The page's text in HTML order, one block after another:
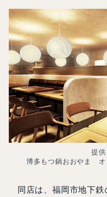
提供
博多もつ鍋おおやま オ
同店は、福岡市地下鉄